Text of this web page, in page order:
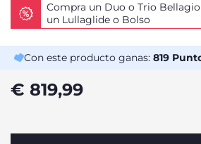
Compra un Duo o Trio
un Lullaglide o Bolso
Con este producto ganas: 819
€ 819,99